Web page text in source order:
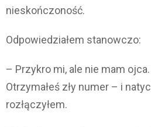
nieskończoność.
Odpowiedziałem stanowczo:
– Przykro mi, ale nie mam
Otrzymałeś zły numer – i
rozłączyłem.